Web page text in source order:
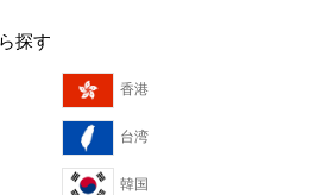
探す
香港
台湾
韓国